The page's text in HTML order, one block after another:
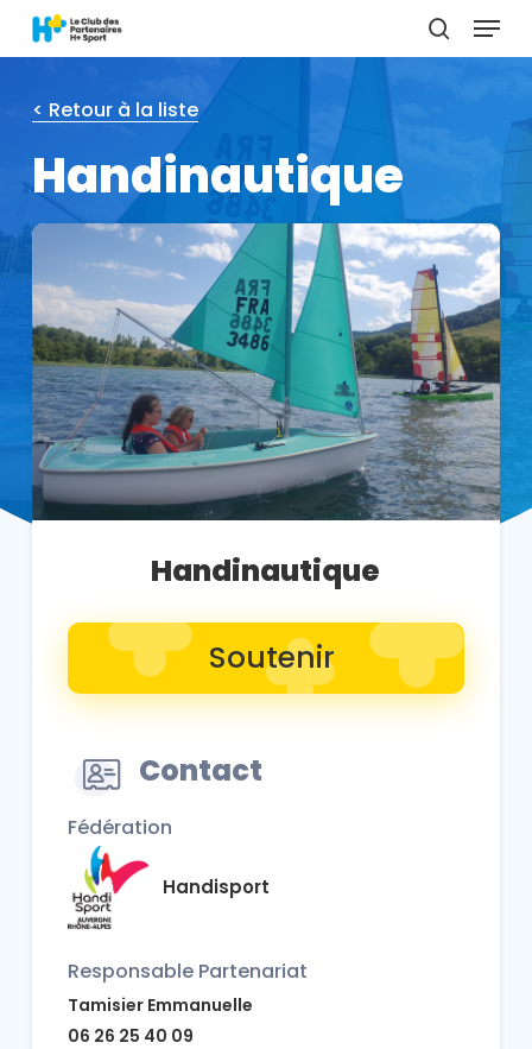
Skip
content
search
Menu
< Retour à la liste
Handinautique
Handinautique
Soutenir
Contact
Fédération
Handisport
Responsable Partenariat
Tamisier Emmanuelle
06 26 25 40 09